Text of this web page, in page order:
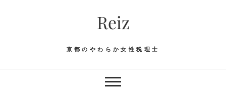
Reiz
京都のやわらか女性税理士